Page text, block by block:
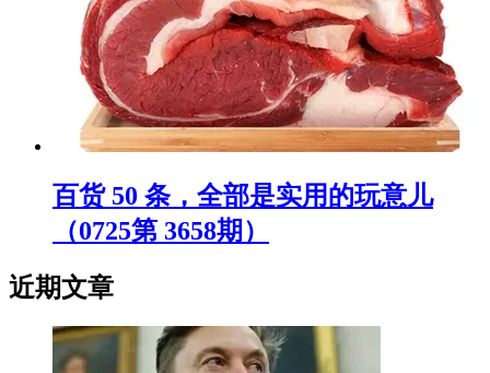
百货 50 条，全部是实用的玩意儿
（0725第 3658期）
近期文章